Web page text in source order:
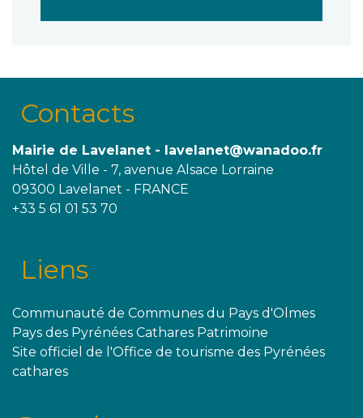
Contacts
Mairie de Lavelanet - lavelanet@wanadoo.fr
Hôtel de Ville - 7, avenue Alsace Lorraine
09300 Lavelanet - FRANCE
+33 5 61 01 53 70
Liens
Communauté de Communes du Pays d'Olmes
Pays des Pyrénées Cathares Patrimoine
Site officiel de l'Office de tourisme des Pyrénées
cathares